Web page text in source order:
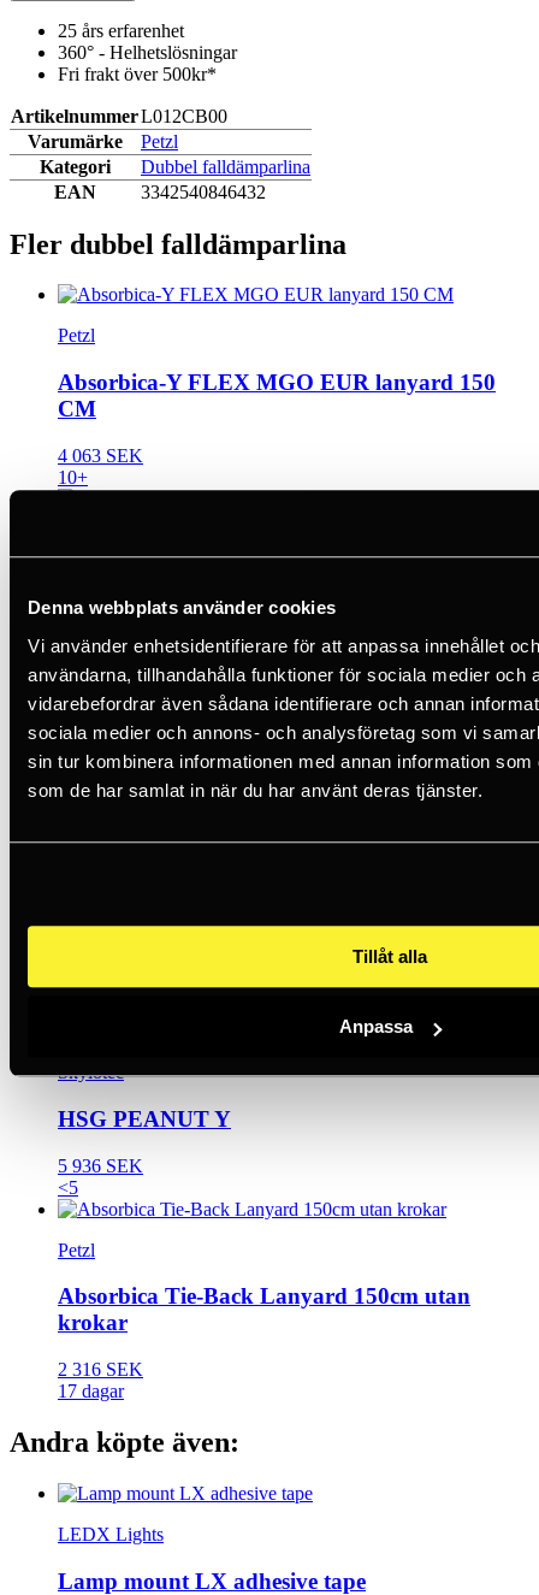
Denna webbplats använder cookies
Vi använder enhetsidentifierare för att anpassa innehållet
användarna, tillhandahålla funktioner för sociala medier och
vidarebefordrar även sådana identifierare och annan
sociala medier och annons- och analysföretag som vi
sin tur kombinera informationen med annan information
som de har samlat in när du har använt deras tjänster.
Tillåt alla
Anpassa
25 års erfarenhet
360° - Helhetslösningar
Fri frakt över 500kr*
ArtikelnummerL012CB00
Varumärke
Petzl
Kategori
Dubbel falldämparlina
EAN
3342540846432
Fler dubbel falldämparlina
Petzl
Absorbica-Y FLEX MGO EUR lanyard 150
CM
4 063 SEK
10+
5+
Climbing Technology
Flex Abs 140 Combi Y
3 316 SEK
Skylotec
HSG PEANUT Y
5 936 SEK
<5
Petzl
Absorbica Tie-Back Lanyard 150cm utan
krokar
2 316 SEK
17 dagar
Andra köpte även:
LEDX Lights
Lamp mount LX adhesive tape